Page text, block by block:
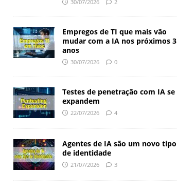
30/07/2026 2
Empregos de TI que mais vão
mudar com a IA nos próximos 3
anos
30/07/2026 0
Testes de penetração com IA se
expandem
22/07/2026 4
Agentes de IA são um novo tipo
de identidade
21/07/2026 3